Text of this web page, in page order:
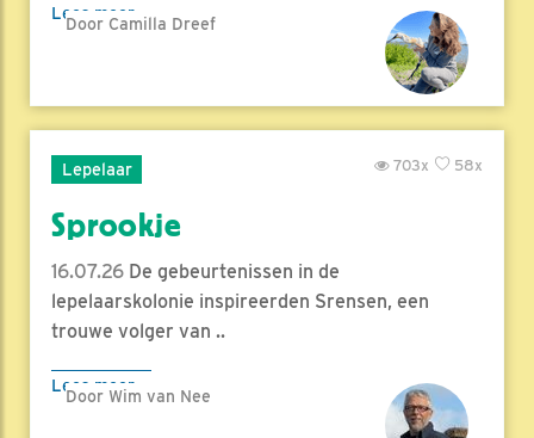
Lees meer
Door Camilla Dreef
Lepelaar 58x
703x
Sprookje
16.07.26 De gebeurtenissen in de
lepelaarskolonie inspireerden Srensen, een
trouwe volger van ..
Lees meer
Door Wim van Nee